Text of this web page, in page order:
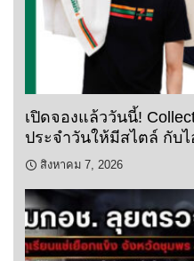
เปิดจองแล้ววันนี้!
ประจำวันให้มีสไตล์ กับ
สิงหาคม 7, 2026